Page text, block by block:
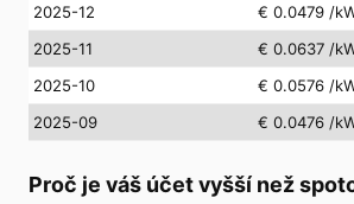
2025-12
€ 0.0479 /
2025-11
€ 0.0637 /
2025-10
€ 0.0576 /
2025-09
€ 0.0476 /
Proč je váš účet vyšší než